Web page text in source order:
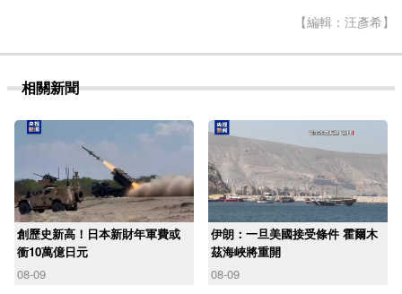
【編輯：汪彥希】
相關新聞
創歷史新高！日本新財年軍費或
衝10萬億日元
08-09
伊朗：一旦美國接受條件 霍爾木
茲海峽將重開
08-09